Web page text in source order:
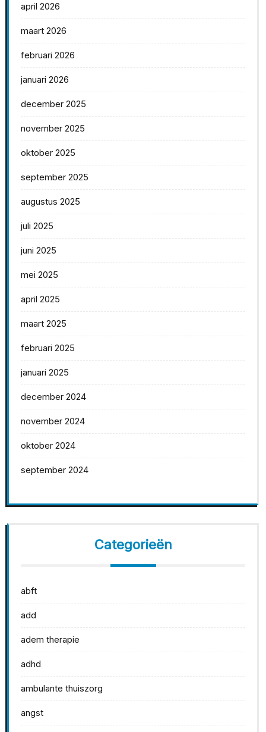
april 2026
maart 2026
februari 2026
januari 2026
december 2025
november 2025
oktober 2025
september 2025
augustus 2025
juli 2025
juni 2025
mei 2025
april 2025
maart 2025
februari 2025
januari 2025
december 2024
november 2024
oktober 2024
september 2024
Categorieën
abft
add
adem therapie
adhd
ambulante thuiszorg
angst